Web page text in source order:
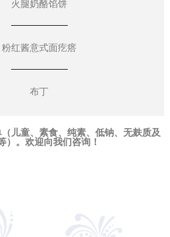
火腿奶酪馅饼
粉红酱意式面疙瘩
布丁
儿童、素食、纯素、低钠、无麸质及
）。欢迎向我们咨询！